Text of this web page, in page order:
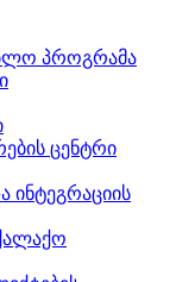
პროგრამა
ცენტრი
ინტეგრაციის